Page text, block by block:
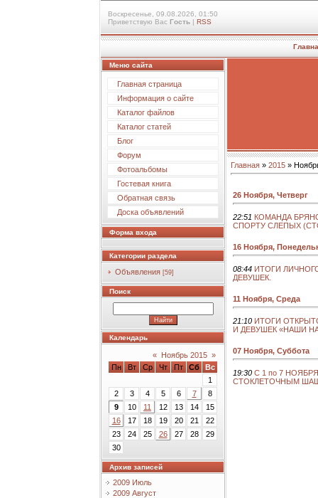
Воскресенье, 09.08.2026, 01:50
Приветствую Вас Гость | RSS
Меню сайта
Главная страница
Информация о сайте
Каталог файлов
Каталог статей
Блог
Форум
Фотоальбомы
Гостевая книга
Обратная связь
Доска объявлений
Форма входа
Категории раздела
Объявления [59]
Поиск
Календарь
« Ноябрь 2015 »
Пн
Вт Ср Чт Пт Сб
Вс
1
2
3 4 5 6 7
8
9
10 11 12 13 14
15
16
17 18 19 20 21
22
23
24 25 26 27 28
29
30
Архив записей
2009 Июль
2009 Август
Главная » 2015 »
26 Ноября, Четверг
22:51 КОМАНДА
СПОРТУ СЛЕПЫХ
16 Ноября,
08:44 ИТОГИ
ДЕВУШЕК.
11 Ноября, Среда
21:10 ИТОГИ
И ДЕВУШЕК «НАШИ
07 Ноября, Суббота
19:30 С 1 по 7
СТОКЛЕТОЧНЫМ